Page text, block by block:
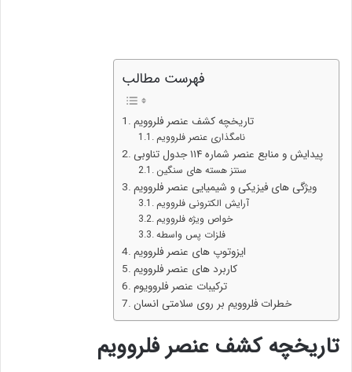
فهرست مطالب
تاریخچه کشف عنصر فلروویم
نامگذاری عنصر فلروویم
پیدایش و منابع عنصر شماره ۱۱۴ جدول تناوبی
سنتز هسته های سنگین
ویژگی های فیزیکی و شیمیایی عنصر فلروویم
آرایش الکترونی فلروویم
خواص ویژه فلروویم
فلزات پس واسطه
ایزوتوپ های عنصر فلروویم
کاربرد های عنصر فلروویم
ترکیبات عنصر فلروویوم
خطرات فلروویم بر روی سلامتی انسان
تاریخچه کشف عنصرفلروویم